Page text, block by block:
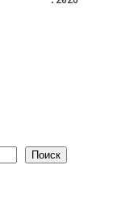
Поиск